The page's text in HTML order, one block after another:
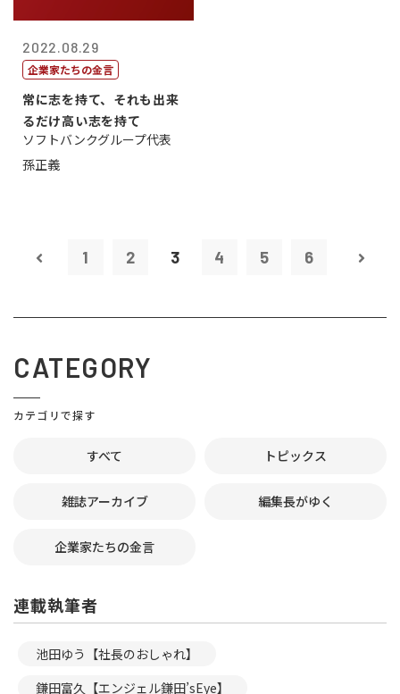
2022.08.29
企業家たちの金言
常に志を持て、それも出来
るだけ高い志を持て
ソフトバンクグループ代表
孫正義
1 2 3 4 5 6
CATEGORY
カテゴリで探す
すべて トピックス
雑誌アーカイブ 編集長がゆく
企業家たちの金言
連載執筆者
池田ゆう【社長のおしゃれ】
鎌田富久【エンジェル鎌田’sEye】